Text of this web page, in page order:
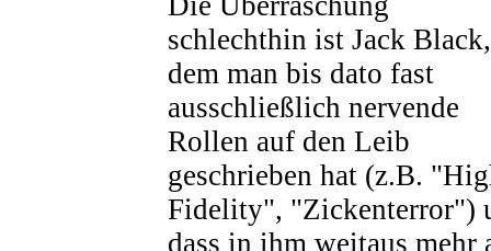
schlechthin ist Jack Black,
dem man bis dato fast
ausschließlich nervende
Rollen auf den Leib
geschrieben hat (z.B.
Fidelity", "Zickenterror")
dass in ihm weitaus mehr